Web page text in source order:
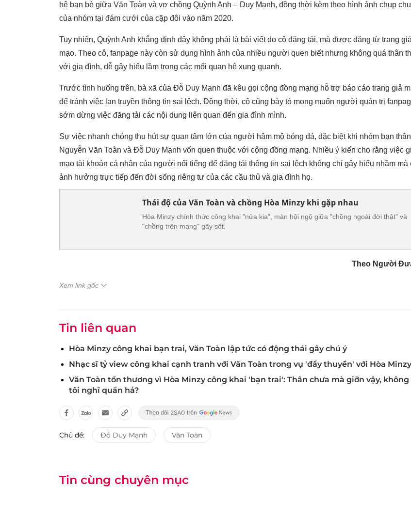
hệ bạn bè giữa Văn Toàn và vợ chồng Quỳnh Anh – Duy Mạnh, đồng thời kèm theo hình ảnh chụp
của nhóm tại đám cưới của cặp đôi vào năm 2020.
Tuy nhiên, Quỳnh Anh khẳng định đây không phải là bài viết do cô đăng tải, mà được đăng từ trang giả
mạo. Theo cô, fanpage này còn sử dụng hình ảnh của nhiều người quen biết nhưng không quá thân
với gia đình, dễ gây hiểu lầm trong các mối quan hệ xung quanh.
Trước tình huống trên, bà xã của Đỗ Duy Mạnh đã kêu gọi cộng đồng mạng hỗ trợ báo cáo trang giả
để tránh việc lan truyền thông tin sai lệch. Đồng thời, cô cũng bày tỏ mong muốn người quản trị
sớm dừng việc đăng tải các nội dung liên quan đến gia đình mình.
Sự việc nhanh chóng thu hút sự quan tâm lớn của người hâm mộ bóng đá, đặc biệt khi nhóm bạn
Nguyễn Văn Toàn và Đỗ Duy Mạnh vốn quen thuộc với cộng đồng mạng. Nhiều ý kiến cho rằng việc
mạo tài khoản cá nhân của người nổi tiếng để đăng tải thông tin sai lệch không chỉ gây hiểu nhầm mà
ảnh hưởng trực tiếp đến đời sống riêng tư của các cầu thủ và gia đình họ.
Thái độ của Văn Toàn và chồng Hòa Minzy khi gặp nhau
Hòa Minzy chính thức công khai "nửa kia", màn hội ngộ giữa "chồng ngoài đời thật" và
"chồng trên mạng" gây sốt.
Theo Người
Xem link gốc
Tin liên quan
Hòa Minzy công khai bạn trai, Văn Toàn lập tức có động thái gây chú ý
Nhạc sĩ tỷ view công khai cạnh tranh với Văn Toàn trong vụ 'đẩy thuyền' với Hòa Minzy
Văn Toàn tổn thương vì Hòa Minzy công khai 'bạn trai': Thân chưa mà giỡn vậy, không
tôi nghĩ quẩn hả?
Chủ đề: Đỗ Duy Mạnh Văn Toàn
Tin cùng chuyên mục